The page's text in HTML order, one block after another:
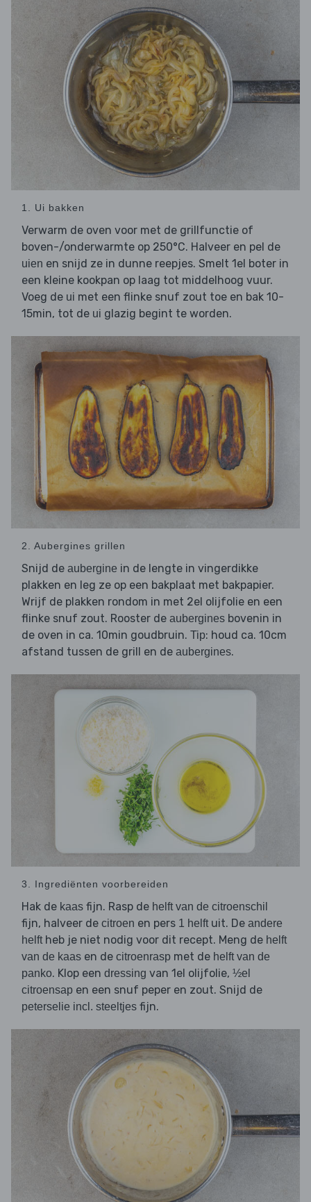
1. Ui bakken
Verwarm de oven voor met de grillfunctie of
boven-/onderwarmte op 250°C. Halveer en pel de
uien en snijd ze in dunne reepjes. Smelt 1el boter in
een kleine kookpan op laag tot middelhoog vuur.
Voeg de ui met een flinke snuf zout toe en bak 10-
15min, tot de ui glazig begint te worden.
2. Aubergines grillen
Snijd de aubergine in de lengte in vingerdikke
plakken en leg ze op een bakplaat met bakpapier.
Wrijf de plakken rondom in met 2el olijfolie en een
flinke snuf zout. Rooster de aubergines bovenin in
de oven in ca. 10min goudbruin. Tip: houd ca. 10cm
afstand tussen de grill en de aubergines.
3. Ingrediënten voorbereiden
Hak de kaas fijn. Rasp de helft van de citroenschil
fijn, halveer de citroen en pers 1 helftuit. De andere
helftheb je niet nodig voor dit recept. Meng de helft
van de kaas en de citroenrasp met de helft van de
panko. Klop een dressing van 1el olijfolie, ½el
citroensap en een snuf peper en zout. Snijd de
peterselie incl. steeltjes fijn.